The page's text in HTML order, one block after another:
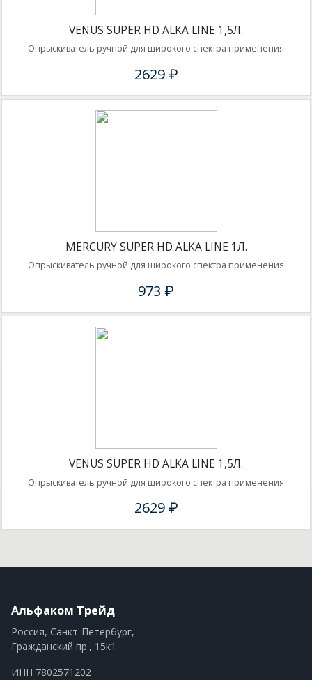
VENUS SUPER HD ALKA LINE 1,5Л.
Опрыскиватель ручной для широкого спектра применения
2629 ₽
MERCURY SUPER HD ALKA LINE 1Л.
Опрыскиватель ручной для широкого спектра применения
973 ₽
VENUS SUPER HD ALKA LINE 1,5Л.
Опрыскиватель ручной для широкого спектра применения
2629 ₽
Альфаком Трейд
Россия, Санкт-Петербург,
Гражданский пр., 15к1
ИНН 7802571202